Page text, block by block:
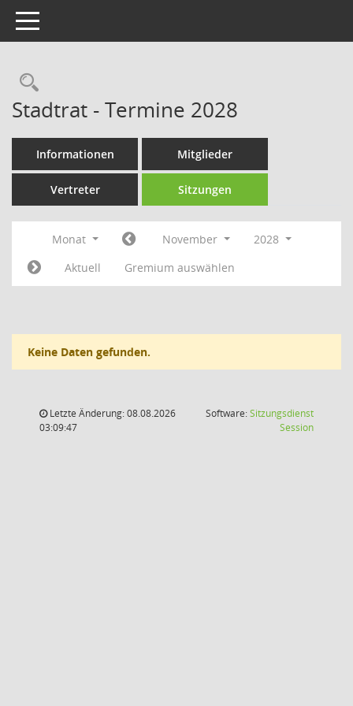
Toggle navigation
Rechercheauswahl
Stadtrat - Termine 2028
Informationen Mitglieder
Vertreter Sitzungen
Monat November
2028
Aktuell
Gremium auswählen
Keine Daten gefunden.
Letzte Änderung: 08.08.2026
03:09:47
Software:Sitzungsdienst
Session(Wird in